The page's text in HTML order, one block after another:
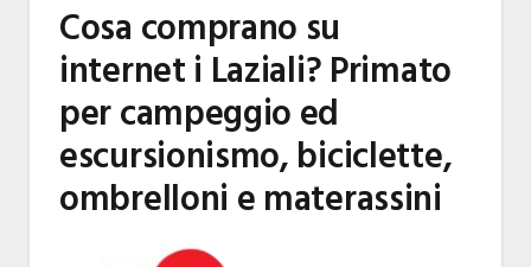
Cosa comprano su
internet i Laziali? Primato
per campeggio ed
escursionismo, biciclette,
ombrelloni e materassini